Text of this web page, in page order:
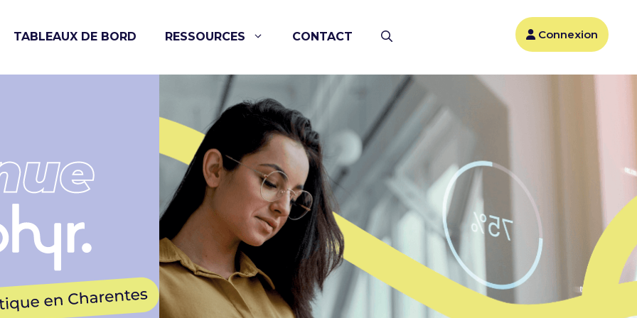
TABLEAUX DE BORD RESSOURCES CONTACT Connexion